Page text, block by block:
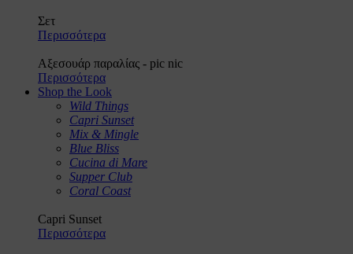
Σετ
Περισσότερα
Αξεσουάρ παραλίας - pic nic
Περισσότερα
Shop the Look
Wild Things
Capri Sunset
Mix & Mingle
Blue Bliss
Cucina di Mare
Supper Club
Coral Coast
Capri Sunset
Περισσότερα